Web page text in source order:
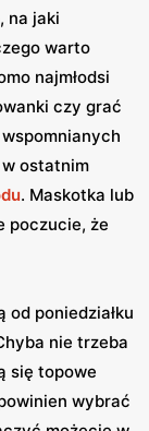
na jaki
warto
najmłodsi
czy grać
ostatnim
. Maskotka lub
poczucie, że
od poniedziałku
nie trzeba
się topowe
wybrać